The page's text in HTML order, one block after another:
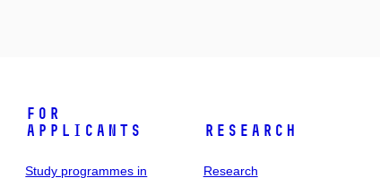
For
applicants
Study programmes in
Research
Research